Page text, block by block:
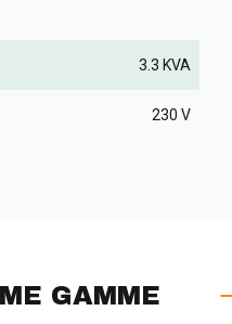
3.3 KVA
230 V
GAMME